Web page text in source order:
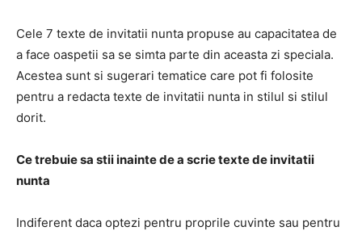
Cele 7 texte de invitatii nunta propuse au capacitatea de
a face oaspetii sa se simta parte din aceasta zi speciala.
Acestea sunt si sugerari tematice care pot fi folosite
pentru a redacta texte de invitatii nunta in stilul si stilul
dorit.
Ce trebuie sa stii inainte de a scrie texte de invitatii
nunta
Indiferent daca optezi pentru proprile cuvinte sau pentru